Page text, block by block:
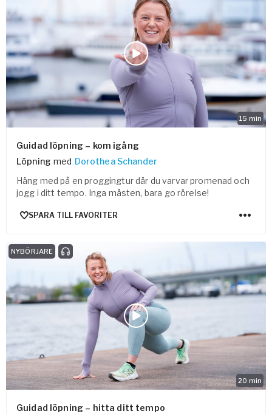
15 min
Guidad löpning – kom igång
Löpning med Dorothea Schander
Häng med på en proggingtur där du varvar promenad och
jogg i ditt tempo. Inga måsten, bara go rörelse!
SPARA TILL FAVORITER
20 min
NYBÖRJARE
Guidad löpning – hitta ditt tempo